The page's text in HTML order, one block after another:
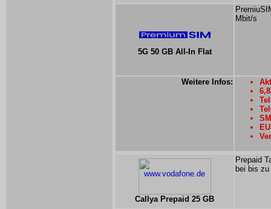
5G 50 GB All-In Flat
Mbit/s
Weitere Infos:
Callya Prepaid 25 GB
Prepaid
bei bis